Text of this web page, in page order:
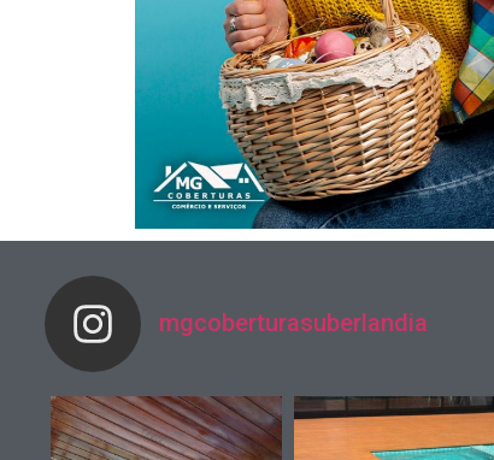
mgcoberturasuberlandia